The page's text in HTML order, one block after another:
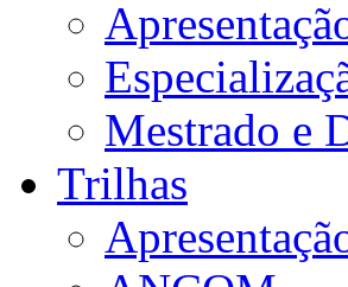
Mestrado e
Trilhas